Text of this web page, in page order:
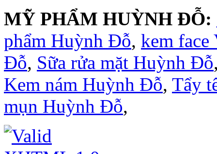
MỸ PHẨM HUỲNH ĐỖ:
phẩm Huỳnh Đỗ, kem
Đỗ, Sữa rửa mặt Huỳnh Đỗ
Kem nám Huỳnh Đỗ, Tẩy
mụn Huỳnh Đỗ,